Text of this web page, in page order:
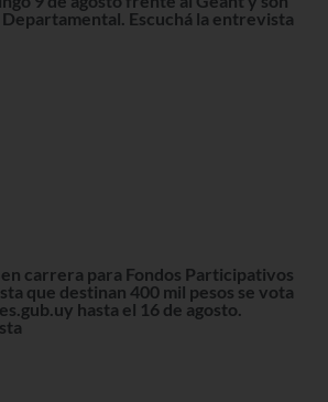
Escuchá la entrevista
carrera para Fondos Participativos
que destinan 400 mil pesos se vota
hasta el 16 de agosto.